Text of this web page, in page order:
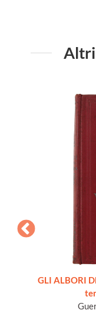
GLI ALBORI